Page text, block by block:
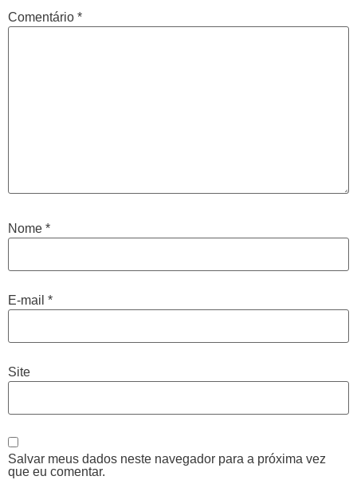
Comentário *
Nome *
E-mail *
Site
Salvar meus dados neste navegador para a próxima vez
que eu comentar.